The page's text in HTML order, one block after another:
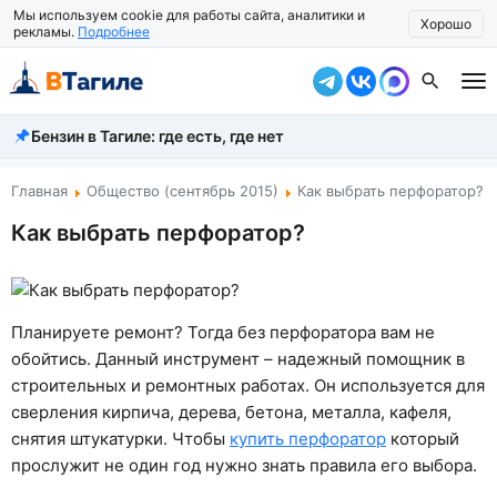
Мы используем cookie для работы сайта, аналитики и
рекламы. Подробнее Хорошо
Все новости
Происшествия
Город
Власть
Экономика
Общество
Рассказать новость
Бензин в Тагиле: где есть, где нет
Главная Общество (сентябрь 2015) Как выбрать перфоратор?
Как выбрать перфоратор?
Планируете ремонт? Тогда без перфоратора вам не
обойтись. Данный инструмент – надежный помощник в
строительных и ремонтных работах. Он используется для
сверления кирпича, дерева, бетона, металла, кафеля,
снятия штукатурки. Чтобы купить перфоратор который
прослужит не один год нужно знать правила его выбора.